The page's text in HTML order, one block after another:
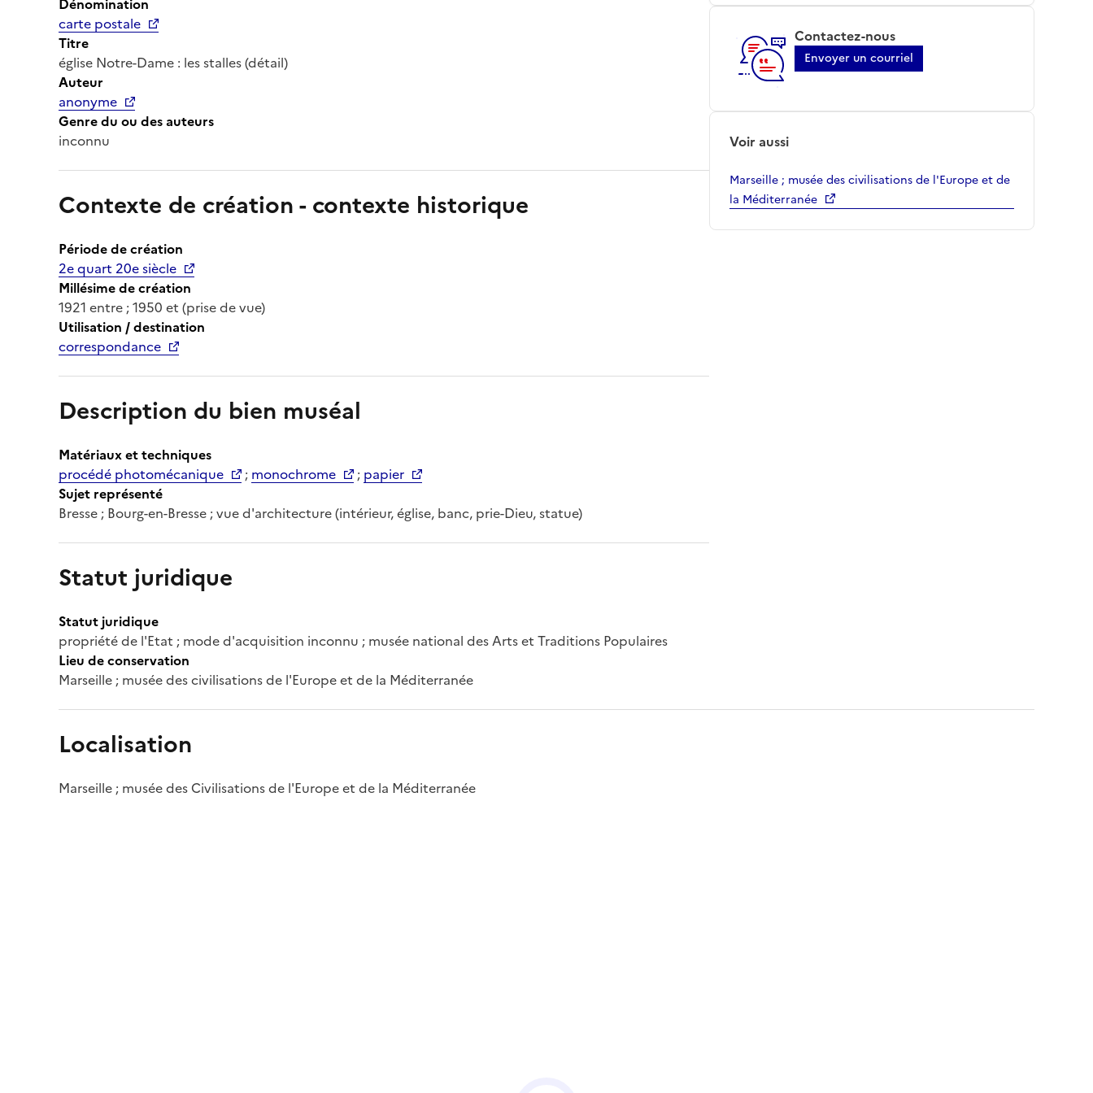
carte postale
Titre
église Notre-Dame : les stalles (détail)
Auteur
anonyme
Genre du ou des auteurs
inconnu
Contexte de création - contexte historique
Période de création
2e quart 20e siècle
Millésime de création
1921 entre ; 1950 et (prise de vue)
Utilisation / destination
correspondance
Description du bien muséal
Matériaux et techniques
procédé photomécanique
; monochrome ; papier
Sujet représenté
Bresse ; Bourg-en-Bresse ; vue d'architecture (intérieur, église, banc, prie-Dieu, statue)
Statut juridique
Statut juridique
propriété de l'Etat ; mode d'acquisition inconnu ; musée national des Arts et Traditions Populaires
Lieu de conservation
Marseille ; musée des civilisations de l'Europe et de la Méditerranée
Contactez-nous
Envoyer un courriel
Voir aussi
Marseille ; musée des civilisations de l'Europe et de
la Méditerranée
Localisation
Marseille ; musée des Civilisations de l'Europe et de la Méditerranée